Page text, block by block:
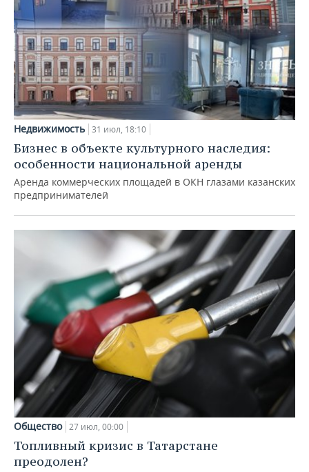
Недвижимость 31 июл, 18:10
Бизнес в объекте культурного наследия:
особенности национальной аренды
Аренда коммерческих площадей в ОКН глазами казанских
предпринимателей
Общество 27 июл, 00:00
Топливный кризис в Татарстане
преодолен?